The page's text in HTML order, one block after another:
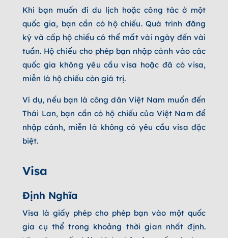
Khi bạn muốn đi du lịch hoặc công tác ở một
quốc gia, bạn cần có hộ chiếu. Quá trình đăng
ký và cấp hộ chiếu có thể mất vài ngày đến vài
tuần. Hộ chiếu cho phép bạn nhập cảnh vào các
quốc gia không yêu cầu visa hoặc đã có visa,
miễn là hộ chiếu còn giá trị.
Ví dụ, nếu bạn là công dân Việt Nam muốn đến
Thái Lan, bạn cần có hộ chiếu của Việt Nam để
nhập cảnh, miễn là không có yêu cầu visa đặc
biệt.
Visa
Định Nghĩa
Visa là giấy phép cho phép bạn vào một quốc
gia cụ thể trong khoảng thời gian nhất định.